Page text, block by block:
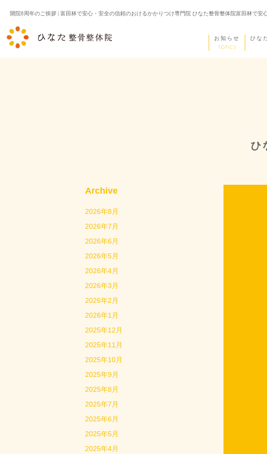
開院8周年のご挨拶 | 富田林で安心・安全の信頼のおけるかかりつけ専門院 ひなた整骨整体院富田林で
お知らせ
TOPICS
ひな
ひ
Archive
2026年8月
2026年7月
2026年6月
2026年5月
2026年4月
2026年3月
2026年2月
2026年1月
2025年12月
2025年11月
2025年10月
2025年9月
2025年8月
2025年7月
2025年6月
2025年5月
2025年4月